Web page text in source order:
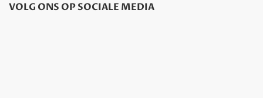
VOLG ONS OP SOCIALE MEDIA